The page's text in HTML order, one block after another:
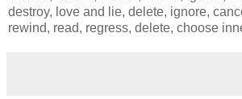
destroy, love and lie, delete, ignore,
rewind, read, regress, delete, choose